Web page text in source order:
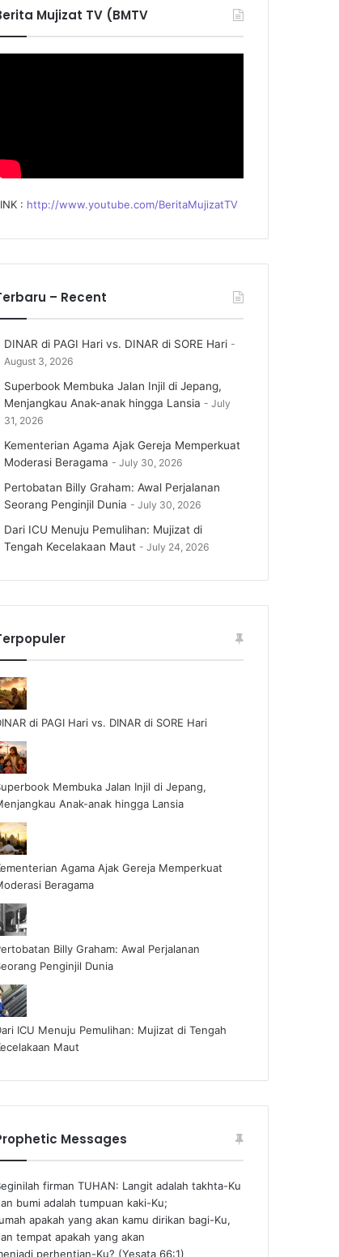
Mujizat TV (BMTV
: http://www.youtube.com/BeritaMujizatTV
– Recent
DINAR di PAGI Hari vs. DINAR di SORE Hari
August 3, 2026
Superbook Membuka Jalan Injil di Jepang,
Menjangkau Anak-anak hingga Lansia
July
31, 2026
Kementerian Agama Ajak Gereja Memperkuat
Moderasi Beragama
July 30, 2026
Pertobatan Billy Graham: Awal Perjalanan
Seorang Penginjil Dunia
July 30, 2026
Dari ICU Menuju Pemulihan: Mujizat di
Tengah Kecelakaan Maut
July 24, 2026
di PAGI Hari vs. DINAR di SORE Hari
Membuka Jalan Injil di Jepang,
Anak-anak hingga Lansia
Agama Ajak Gereja Memperkuat
Beragama
Billy Graham: Awal Perjalanan
Penginjil Dunia
ICU Menuju Pemulihan: Mujizat di Tengah
Maut
Messages
firman TUHAN: Langit adalah takhta-Ku
bumi adalah tumpuan kaki-Ku;
apakah yang akan kamu dirikan bagi-Ku,
tempat apakah yang akan
perhentian-Ku? (Yesata 66:1)